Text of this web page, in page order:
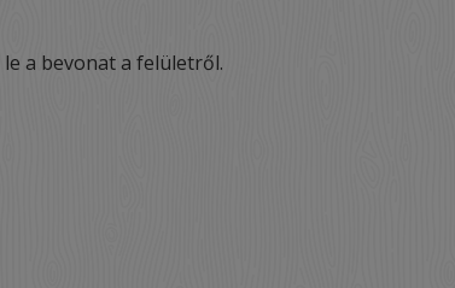
a bevonat a felületről.